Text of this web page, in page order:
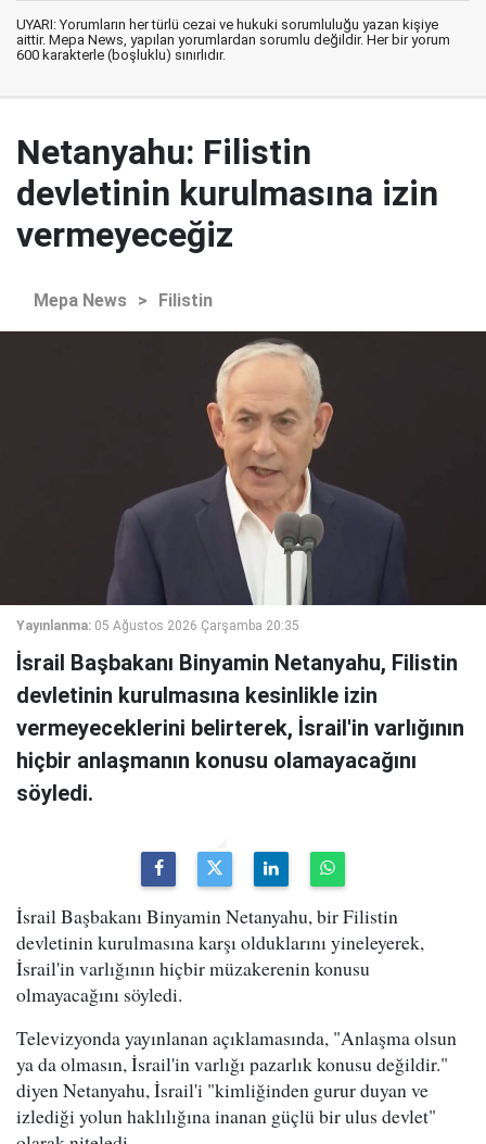
UYARI: Yorumların her türlü cezai ve hukuki sorumluluğu yazan kişiye
aittir. Mepa News, yapılan yorumlardan sorumlu değildir. Her bir yorum
600 karakterle (boşluklu) sınırlıdır.
Netanyahu: Filistin
devletinin kurulmasına izin
vermeyeceğiz
Mepa News > Filistin
Yayınlanma: 05 Ağustos 2026 Çarşamba 20:35
İsrail Başbakanı Binyamin Netanyahu, Filistin
devletinin kurulmasına kesinlikle izin
vermeyeceklerini belirterek, İsrail'in varlığının
hiçbir anlaşmanın konusu olamayacağını
söyledi.
İsrail Başbakanı Binyamin Netanyahu, bir Filistin
devletinin kurulmasına karşı olduklarını yineleyerek,
İsrail'in varlığının hiçbir müzakerenin konusu
olmayacağını söyledi.
Televizyonda yayınlanan açıklamasında, "Anlaşma olsun
ya da olmasın, İsrail'in varlığı pazarlık konusu değildir."
diyen Netanyahu, İsrail'i "kimliğinden gurur duyan ve
izlediği yolun haklılığına inanan güçlü bir ulus devlet"